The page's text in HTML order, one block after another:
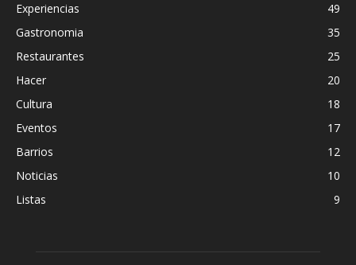
Experiencias
49
Gastronomia
35
Restaurantes
25
Hacer
20
Cultura
18
Eventos
17
Barrios
12
Noticias
10
Listas
9